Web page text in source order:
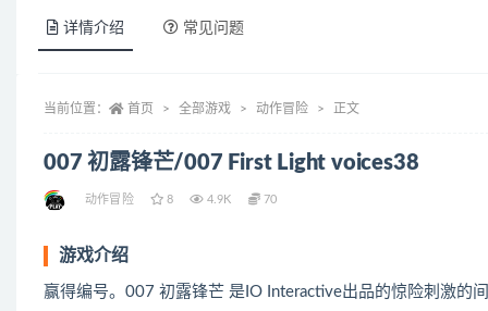
详情介绍 常见问题
当前位置： 首页 全部游戏 动作冒险 正文
007 初露锋芒/007 First Light voices38
动作冒险 8 4.9K 70
游戏介绍
赢得编号。007 初露锋芒 是IO Interactive出品的惊险刺激的